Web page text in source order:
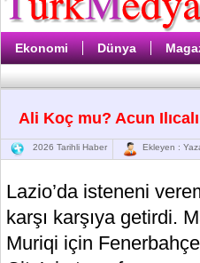
Ekonomi Dünya
Ali Koç mu? Acun
2026 Tarihli Haber Ekleyen :
Lazio’da isteneni
karşı karşıya getirdi.
Muriqi için Fenerbahçe